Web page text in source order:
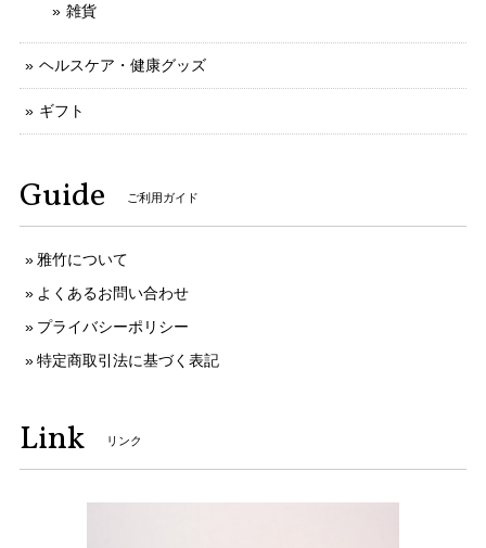
雑貨
ヘルスケア・健康グッズ
ギフト
Guide ご利用ガイド
雅竹について
よくあるお問い合わせ
プライバシーポリシー
特定商取引法に基づく表記
Link リンク